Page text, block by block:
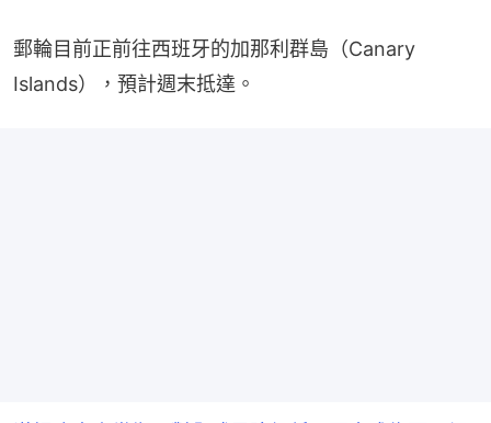
郵輪目前正前往西班牙的加那利群島（Canary
Islands），預計週末抵達。